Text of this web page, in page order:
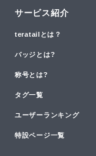
サービス紹介
teratailとは？
バッジとは?
称号とは?
タグ一覧
ユーザーランキング
特設ページ一覧